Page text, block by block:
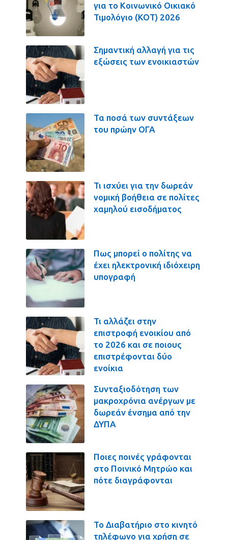
για το Κοινωνικό Οικιακό
Τιμολόγιο (ΚΟΤ) 2026
Σημαντική αλλαγή για τις
εξώσεις των ενοικιαστών
Τα ποσά των συντάξεων
του πρώην ΟΓΑ
Τι ισχύει για την δωρεάν
νομική βοήθεια σε πολίτες
χαμηλού εισοδήματος
Πως μπορεί ο πολίτης να
έχει ηλεκτρονική ιδιόχειρη
υπογραφή
Τι αλλάζει στην
επιστροφή ενοικίου από
το 2026 και σε ποιους
επιστρέφονται δύο
ενοίκια
Συνταξιοδότηση των
μακροχρόνια ανέργων με
δωρεάν ένσημα από την
ΔΥΠΑ
Ποιες ποινές γράφονται
στο Ποινικό Μητρώο και
πότε διαγράφονται
Το Διαβατήριο στο κινητό
τηλέφωνο για χρήση σε